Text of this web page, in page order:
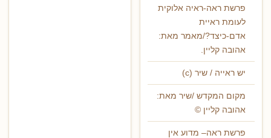
פרשת ראה-ראיה אלוקית
לעומת ראיית
אדם-כיצד?/מאמר מאת:
אהובה קליין.
יש ראייה / שיר (c)
מקום המקדש /שיר מאת:
אהובה קליין ©
פרשת ראה– מדוע אין